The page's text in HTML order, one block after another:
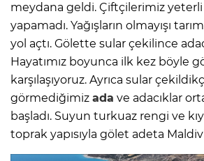
meydana geldi. Çiftçilerimiz
yapamadı. Yağışların olmayışı
yol açtı. Gölette sular çekilince
Hayatımız boyunca ilk kez böyle
karşılaşıyoruz. Ayrıca sular
görmediğimiz ada ve adacıklar
başladı. Suyun turkuaz rengi ve
toprak yapısıyla gölet adeta